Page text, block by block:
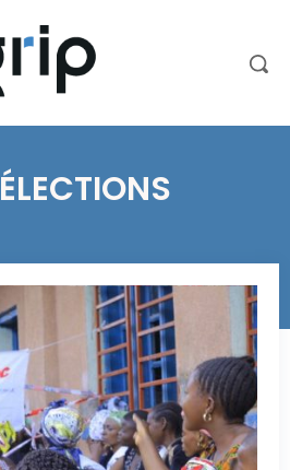
ÉLECTIONS